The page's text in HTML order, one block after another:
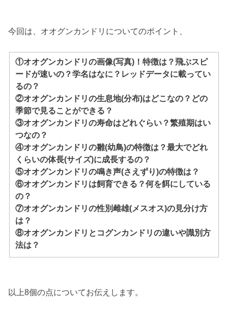
今回は、オオグンカンドリについてのポイント、
①オオグンカンドリの画像(写真)！特徴は？飛ぶスピ
ードが速いの？学名はなに？レッドデータに載ってい
るの？
②オオグンカンドリの生息地(分布)はどこなの？どの
季節で見ることができる？
③オオグンカンドリの寿命はどれぐらい？繁殖期はい
つなの？
④オオグンカンドリの雛(幼鳥)の特徴は？最大でどれ
くらいの体長(サイズ)に成長するの？
⑤オオグンカンドリの鳴き声(さえずり)の特徴は？
⑥オオグンカンドリは飼育できる？何を餌にしている
の？
⑦オオグンカンドリの性別雌雄(メスオス)の見分け方
は？
⑧オオグンカンドリとコグンカンドリの違いや識別方
法は？
以上8個の点についてお伝えします。